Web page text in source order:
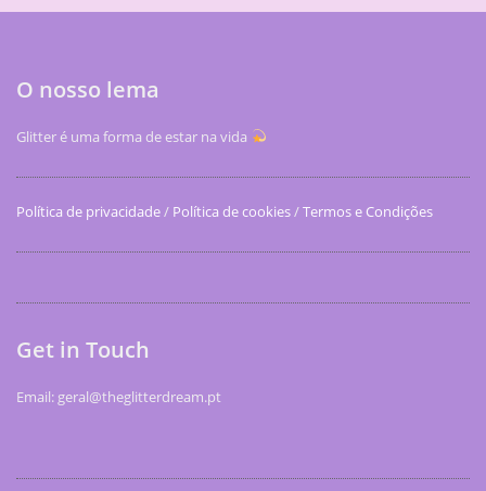
O nosso lema
Glitter é uma forma de estar na vida
Política de privacidade/ Política de cookies/Termos e Condições
Get in Touch
Email: geral@theglitterdream.pt